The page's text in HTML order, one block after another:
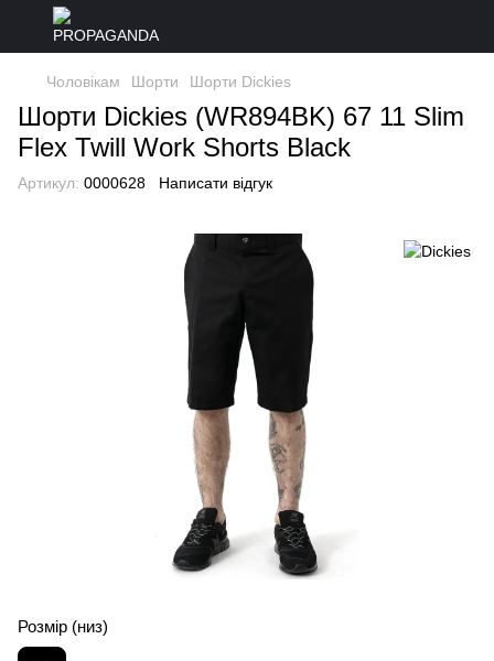
Чоловікам Шорти Шорти Dickies
Шорти Dickies (WR894BK) 67 11 Slim
Flex Twill Work Shorts Black
Артикул: 0000628 Написати відгук
Розмір (низ)